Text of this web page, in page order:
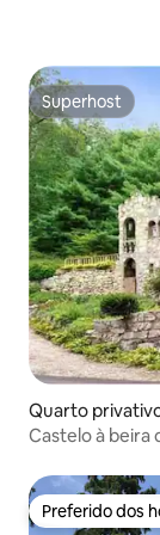
Superhost
Superhost
Quarto
Castelo à beira
Preferido dos
Preferido dos